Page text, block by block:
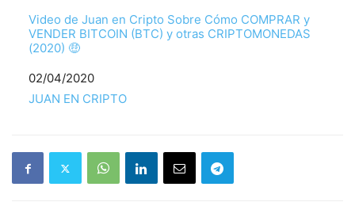
Video de Juan en Cripto Sobre Cómo COMPRAR y
VENDER BITCOIN (BTC) y otras CRIPTOMONEDAS
(2020) 🤑
Fecha
02/04/2020
Respecto a
JUAN EN CRIPTO